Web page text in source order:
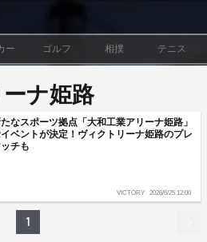
ー ゴルフ 相撲 テニス
ナ姫路
なスポーツ拠点「大和工業アリーナ姫路」
ベントが決定！ヴィクトリーナ姫路のプレ
チも
VICTORY 2026/6/25 12:00
1